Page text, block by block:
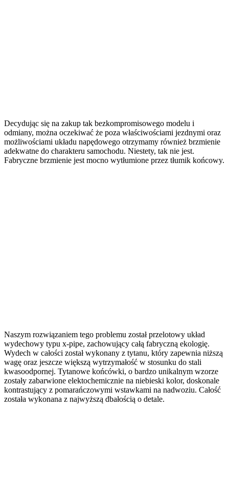
Decydując się na zakup tak bezkompromisowego modelu i
odmiany, można oczekiwać że poza właściwościami jezdnymi oraz
możliwościami układu napędowego otrzymamy również brzmienie
adekwatne do charakteru samochodu. Niestety, tak nie jest.
Fabryczne brzmienie jest mocno wytłumione przez tłumik końcowy.
Naszym rozwiązaniem tego problemu został przelotowy układ
wydechowy typu x-pipe, zachowujący całą fabryczną ekologię.
Wydech w całości został wykonany z tytanu, który zapewnia niższą
wagę oraz jeszcze większą wytrzymałość w stosunku do stali
kwasoodpornej. Tytanowe końcówki, o bardzo unikalnym wzorze
zostały zabarwione elektochemicznie na niebieski kolor, doskonale
kontrastujący z pomarańczowymi wstawkami na nadwoziu. Całość
została wykonana z najwyższą dbałością o detale.